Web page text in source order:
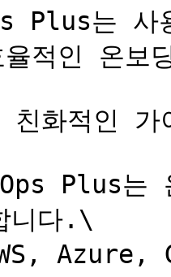
Plus는
적인 온보
화적인 가
Plus는
니다.\